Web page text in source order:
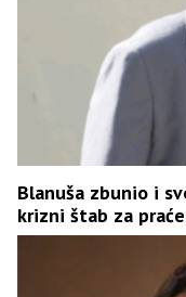
Blanuša zbunio i
krizni štab za